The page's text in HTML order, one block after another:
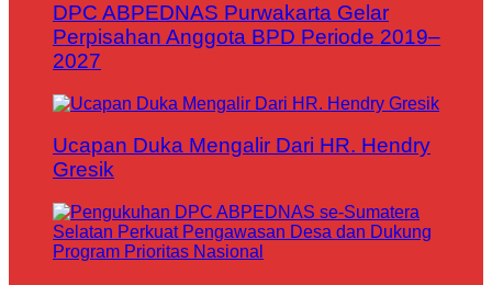
DPC ABPEDNAS Purwakarta Gelar
Perpisahan Anggota BPD Periode 2019–
2027
Ucapan Duka Mengalir Dari HR. Hendry
Gresik